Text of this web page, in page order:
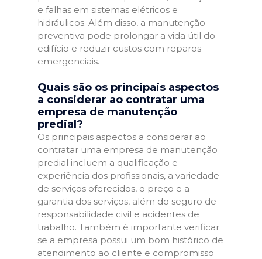
e falhas em sistemas elétricos e
hidráulicos. Além disso, a manutenção
preventiva pode prolongar a vida útil do
edifício e reduzir custos com reparos
emergenciais.
Quais são os principais aspectos
a considerar ao contratar uma
empresa de manutenção
predial?
Os principais aspectos a considerar ao
contratar uma empresa de manutenção
predial incluem a qualificação e
experiência dos profissionais, a variedade
de serviços oferecidos, o preço e a
garantia dos serviços, além do seguro de
responsabilidade civil e acidentes de
trabalho. Também é importante verificar
se a empresa possui um bom histórico de
atendimento ao cliente e compromisso